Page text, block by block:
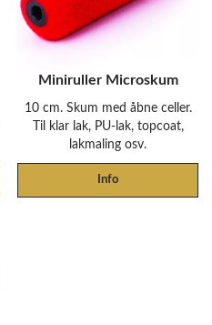
Miniruller Microskum
10 cm. Skum med åbne celler.
Til klar lak, PU-lak, topcoat,
lakmaling osv.
Info